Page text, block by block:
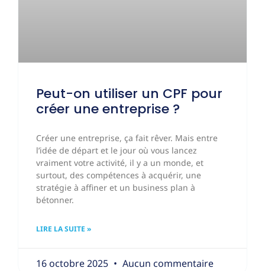
Peut-on utiliser un CPF pour
créer une entreprise ?
Créer une entreprise, ça fait rêver. Mais entre
l’idée de départ et le jour où vous lancez
vraiment votre activité, il y a un monde, et
surtout, des compétences à acquérir, une
stratégie à affiner et un business plan à
bétonner.
LIRE LA SUITE »
16 octobre 2025 Aucun commentaire